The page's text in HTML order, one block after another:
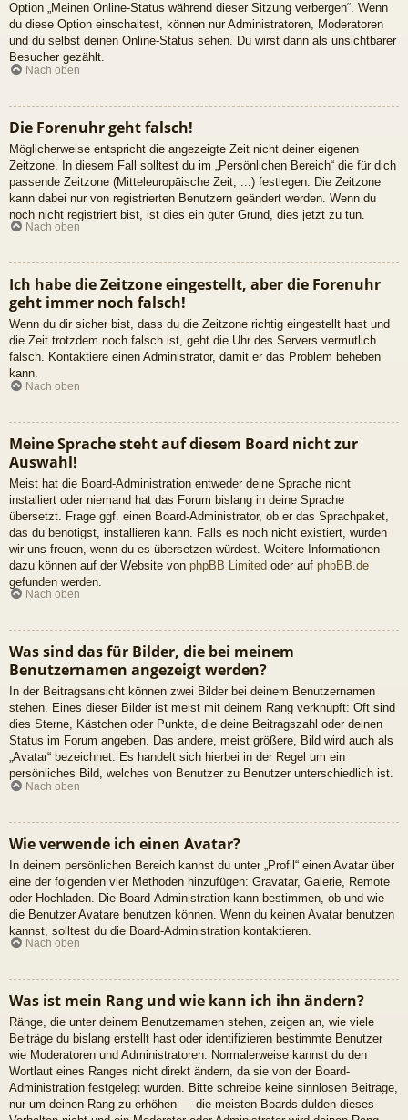
Option „Meinen Online-Status während dieser Sitzung verbergen“. Wenn
du diese Option einschaltest, können nur Administratoren, Moderatoren
und du selbst deinen Online-Status sehen. Du wirst dann als unsichtbarer
Besucher gezählt.
Nach oben
Die Forenuhr geht falsch!
Möglicherweise entspricht die angezeigte Zeit nicht deiner eigenen
Zeitzone. In diesem Fall solltest du im „Persönlichen Bereich“ die für dich
passende Zeitzone (Mitteleuropäische Zeit, ...) festlegen. Die Zeitzone
kann dabei nur von registrierten Benutzern geändert werden. Wenn du
noch nicht registriert bist, ist dies ein guter Grund, dies jetzt zu tun.
Nach oben
Ich habe die Zeitzone eingestellt, aber die Forenuhr
geht immer noch falsch!
Wenn du dir sicher bist, dass du die Zeitzone richtig eingestellt hast und
die Zeit trotzdem noch falsch ist, geht die Uhr des Servers vermutlich
falsch. Kontaktiere einen Administrator, damit er das Problem beheben
kann.
Nach oben
Meine Sprache steht auf diesem Board nicht zur
Auswahl!
Meist hat die Board-Administration entweder deine Sprache nicht
installiert oder niemand hat das Forum bislang in deine Sprache
übersetzt. Frage ggf. einen Board-Administrator, ob er das Sprachpaket,
das du benötigst, installieren kann. Falls es noch nicht existiert, würden
wir uns freuen, wenn du es übersetzen würdest. Weitere Informationen
dazu können auf der Website von phpBB Limited oder auf phpBB.de
gefunden werden.
Nach oben
Was sind das für Bilder, die bei meinem
Benutzernamen angezeigt werden?
In der Beitragsansicht können zwei Bilder bei deinem Benutzernamen
stehen. Eines dieser Bilder ist meist mit deinem Rang verknüpft: Oft sind
dies Sterne, Kästchen oder Punkte, die deine Beitragszahl oder deinen
Status im Forum angeben. Das andere, meist größere, Bild wird auch als
„Avatar“ bezeichnet. Es handelt sich hierbei in der Regel um ein
persönliches Bild, welches von Benutzer zu Benutzer unterschiedlich ist.
Nach oben
Wie verwende ich einen Avatar?
In deinem persönlichen Bereich kannst du unter „Profil“ einen Avatar über
eine der folgenden vier Methoden hinzufügen: Gravatar, Galerie, Remote
oder Hochladen. Die Board-Administration kann bestimmen, ob und wie
die Benutzer Avatare benutzen können. Wenn du keinen Avatar benutzen
kannst, solltest du die Board-Administration kontaktieren.
Nach oben
Was ist mein Rang und wie kann ich ihn ändern?
Ränge, die unter deinem Benutzernamen stehen, zeigen an, wie viele
Beiträge du bislang erstellt hast oder identifizieren bestimmte Benutzer
wie Moderatoren und Administratoren. Normalerweise kannst du den
Wortlaut eines Ranges nicht direkt ändern, da sie von der Board-
Administration festgelegt wurden. Bitte schreibe keine sinnlosen Beiträge,
nur um deinen Rang zu erhöhen — die meisten Boards dulden dieses